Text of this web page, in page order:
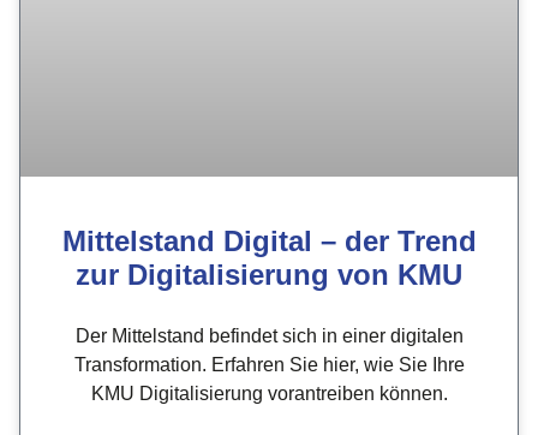
Mittelstand Digital – der Trend
zur Digitalisierung von KMU
Der Mittelstand befindet sich in einer digitalen
Transformation. Erfahren Sie hier, wie Sie Ihre
KMU Digitalisierung vorantreiben können.